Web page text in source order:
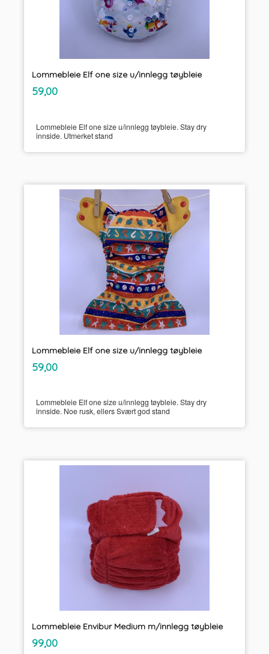
Lommebleie Elf one size u/innlegg tøybleie
Pris
59,00mva.
Lommebleie Elf one size u/innlegg tøybleie. Stay dry
innside. Utmerket stand
Lommebleie Elf one size u/innlegg tøybleie
Pris
59,00mva.
Lommebleie Elf one size u/innlegg tøybleie. Stay dry
innside. Noe rusk, ellers Svært god stand
Lommebleie Envibur Medium m/innlegg tøybleie
Pris
99,00mva.